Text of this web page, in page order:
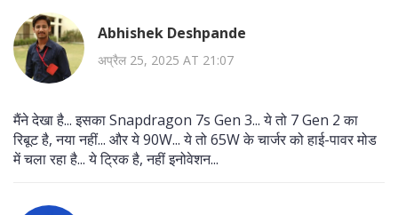
Abhishek Deshpande
अप्रैल 25, 2025 AT 21:07
मैंने देखा है... इसका Snapdragon 7s Gen 3... ये तो 7 Gen 2 का
रिबूट है, नया नहीं... और ये 90W... ये तो 65W के चार्जर को हाई-पावर मोड
में चला रहा है... ये ट्रिक है, नहीं इनोवेशन...